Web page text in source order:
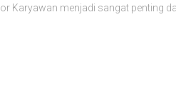
Karyawan menjadi sangat penting